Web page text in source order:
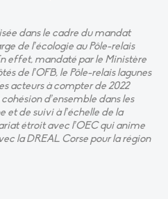
dans le cadre du mandat
de l’écologie au Pôle-relais
effet, mandaté par le Ministère
de l’OFB, le Pôle-relais lagunes
acteurs à compter de 2022
d’ensemble dans les
de suivi à l’échelle de la
étroit avec l’OEC qui anime
la DREAL Corse pour la région